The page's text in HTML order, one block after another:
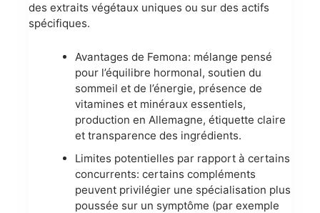
des extraits végétaux uniques ou sur des actifs
spécifiques.
Avantages de Femona: mélange pensé
pour l’équilibre hormonal, soutien du
sommeil et de l’énergie, présence de
vitamines et minéraux essentiels,
production en Allemagne, étiquette claire
et transparence des ingrédients.
Limites potentielles par rapport à certains
concurrents: certains compléments
peuvent privilégier une spécialisation plus
poussée sur un symptôme (par exemple